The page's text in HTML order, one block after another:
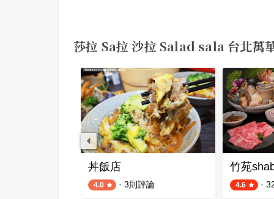
莎拉 Sa拉 沙拉 Salad sala 台北萬
丼飯店
4.0 · 3則評論
竹苑
4.6 ·